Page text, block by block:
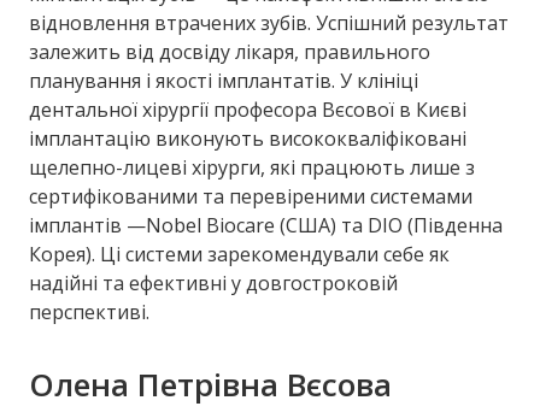
відновлення втрачених зубів. Успішний результат
залежить від досвіду лікаря, правильного
планування і якості імплантатів. У клініці
дентальної хірургії професора Вєсової в Києві
імплантацію виконують висококваліфіковані
щелепно-лицеві хірурги, які працюють лише з
сертифікованими та перевіреними системами
імплантів —Nobel Biocare (США) та DIO (Південна
Корея). Ці системи зарекомендували себе як
надійні та ефективні у довгостроковій
перспективі.
Олена Петрівна Вєсова